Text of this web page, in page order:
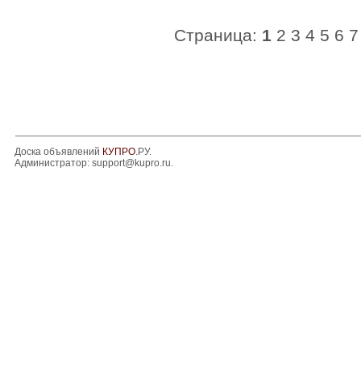
Страница: 1 2 3 4 5 6 7
Доска объявлений КУПРО.РУ.
Администратор: support@kupro.ru.